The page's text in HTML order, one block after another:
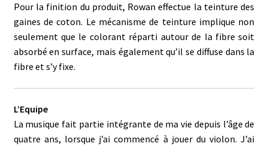
Pour la finition du produit, Rowan effectue la teinture des
gaines de coton. Le mécanisme de teinture implique non
seulement que le colorant réparti autour de la fibre soit
absorbé en surface, mais également qu’il se diffuse dans la
fibre et s’y fixe.
L’Equipe
La musique fait partie intégrante de ma vie depuis l’âge de
quatre ans, lorsque j’ai commencé à jouer du violon. J’ai